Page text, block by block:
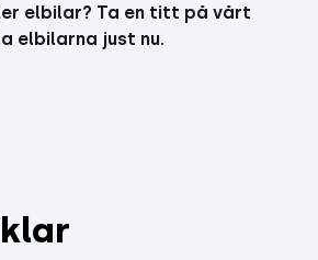
elbilar? Ta en titt på vårt
elbilarna just nu.